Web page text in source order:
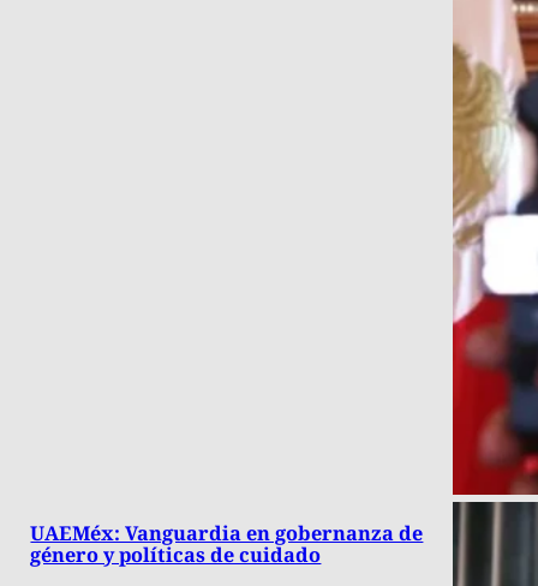
UAEMéx: Vanguardia en gobernanza de
género y políticas de cuidado